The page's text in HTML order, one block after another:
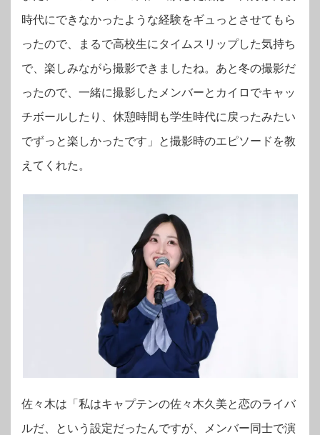
時代にできなかったような経験をギュっとさせてもら
ったので、まるで高校生にタイムスリップした気持ち
で、楽しみながら撮影できましたね。あと冬の撮影だ
ったので、一緒に撮影したメンバーとカイロでキャッ
チボールしたり、休憩時間も学生時代に戻ったみたい
でずっと楽しかったです」と撮影時のエピソードを教
えてくれた。
佐々木は「私はキャプテンの佐々木久美と恋のライバ
ルだ、という設定だったんですが、メンバー同士で演